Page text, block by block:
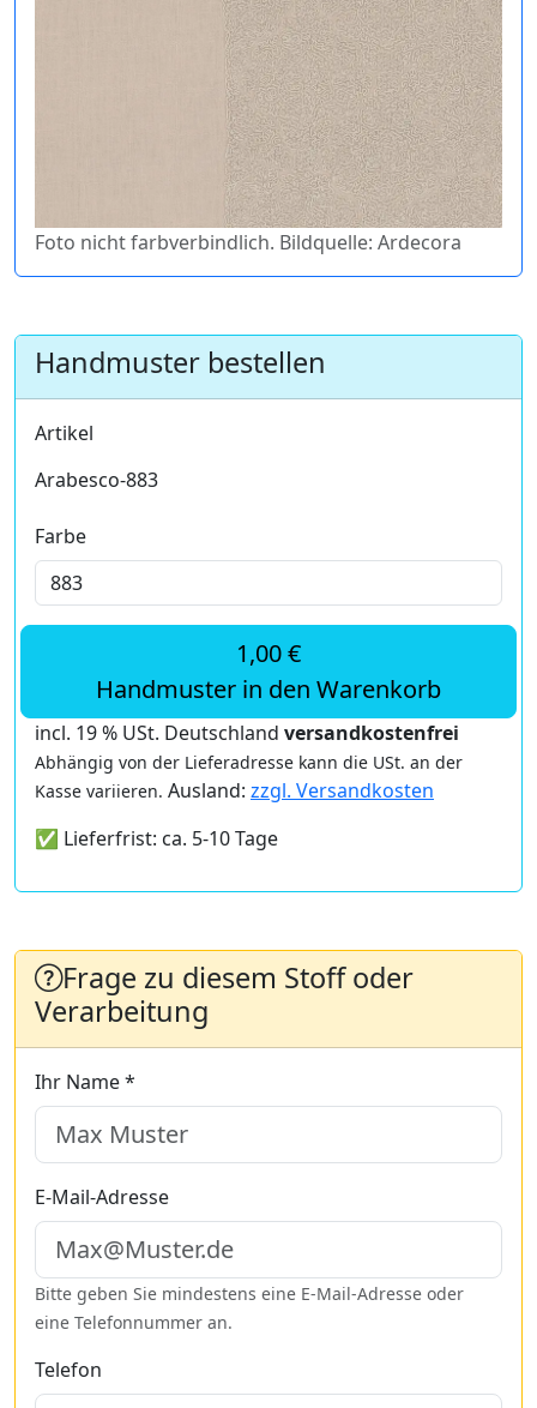
Foto nicht farbverbindlich. Bildquelle: Ardecora
Handmuster bestellen
Artikel
Arabesco-883
Farbe
1,00 €
Handmuster in den Warenkorb
incl. 19 % USt. Deutschland versandkostenfrei
Abhängig von der Lieferadresse kann die USt. an der
Kasse variieren. Ausland: zzgl. Versandkosten
✅ Lieferfrist: ca. 5-10 Tage
Frage zu diesem Stoff oder
Verarbeitung
Ihr Name *
E-Mail-Adresse
Bitte geben Sie mindestens eine E-Mail-Adresse oder
eine Telefonnummer an.
Telefon